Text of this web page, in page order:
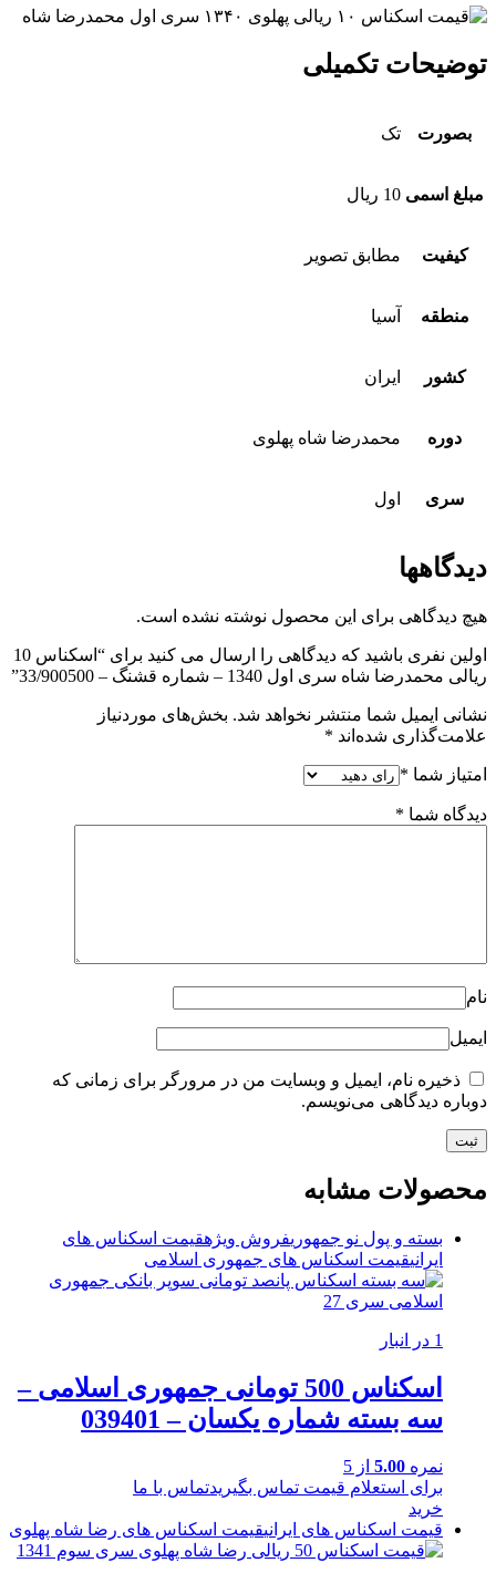
توضیحات تکمیلی
بصورت تک
مبلغ اسمی 10 ریال
کیفیت مطابق تصویر
منطقه آسیا
کشور ایران
دوره محمدرضا شاه پهلوی
سری اول
دیدگاهها
هیچ دیدگاهی برای این محصول نوشته نشده است.
اولین نفری باشید که دیدگاهی را ارسال می کنید برای “اسکناس 10
ریالی محمدرضا شاه سری اول 1340 – شماره قشنگ – 33/900500”
نشانی ایمیل شما منتشر نخواهد شد. بخش‌های موردنیاز
علامت‌گذاری شده‌اند *
امتیاز شما *
دیدگاه شما *
نام
ایمیل
ذخیره نام، ایمیل و وبسایت من در مرورگر برای زمانی که
دوباره دیدگاهی می‌نویسم.
محصولات مشابه
بسته و پول نو جمهوریفروش ویژهقیمت اسکناس های
ایرانیقیمت اسکناس های جمهوری اسلامی
1 در انبار
اسکناس 500 تومانی جمهوری اسلامی –
سه بسته شماره یکسان – 039401
نمره 5.00 از 5
برای استعلام قیمت تماس بگیریدتماس با ما
خرید
قیمت اسکناس های ایرانیقیمت اسکناس های رضا شاه پهلوی